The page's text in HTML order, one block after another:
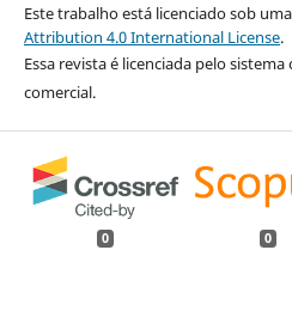
Este trabalho está licenciado sob
Attribution 4.0 International License.
Essa revista é licenciada pelo
comercial.
0 0